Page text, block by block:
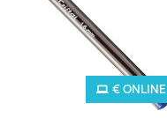
€ ONLINE